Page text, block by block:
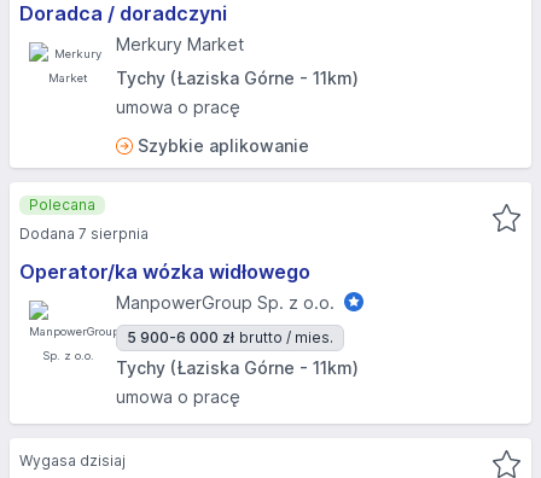
Doradca / doradczyni
Merkury Market
Tychy (Łaziska Górne - 11km)
umowa o pracę
Szybkie aplikowanie
Operator/ka wózka widłowego
ManpowerGroup Sp. z o.o.
5 900-6 000 zł brutto / mies.
Tychy (Łaziska Górne - 11km)
umowa o pracę
Polecana
Dodana 7 sierpnia
Wygasa dzisiaj